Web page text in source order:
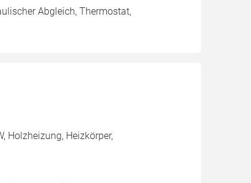
Abgleich, Thermostat,
Holzheizung, Heizkörper,